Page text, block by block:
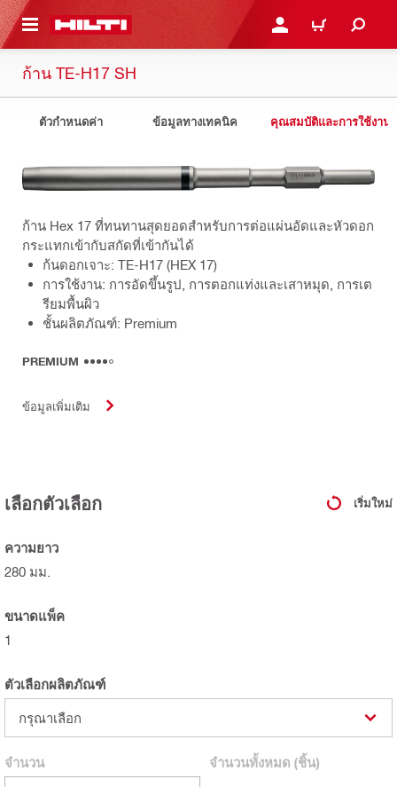
CONTENT เข้าสู่ระบบหรือลงทะเบียนเ
ตะกร้าสินค้า
ก้าน TE-H17 SH
ตัวกำหนดค่า ข้อมูลทางเทคนิค คุณสมบัติและการใช้งาน
ก้าน Hex 17 ที่ทนทานสุดยอดสำหรับการต่อแผ่นอัดและหัวดอก
กระแทกเข้ากับสกัดที่เข้ากันได้
ก้นดอกเจาะ: TE-H17 (HEX 17)
การใช้งาน: การอัดขึ้นรูป, การตอกแท่งและเสาหมุด, การเต
รียมพื้นผิว
ชั้นผลิตภัณฑ์: Premium
PREMIUM
ข้อมูลเพิ่มเติม
เลือกตัวเลือก เริ่มใหม่
ความยาว
280 มม.
ขนาดแพ็ค
1
ตัวเลือกผลิตภัณฑ์
กรุณาเลือก
จำนวน จำนวนทั้งหมด (ชิ้น)